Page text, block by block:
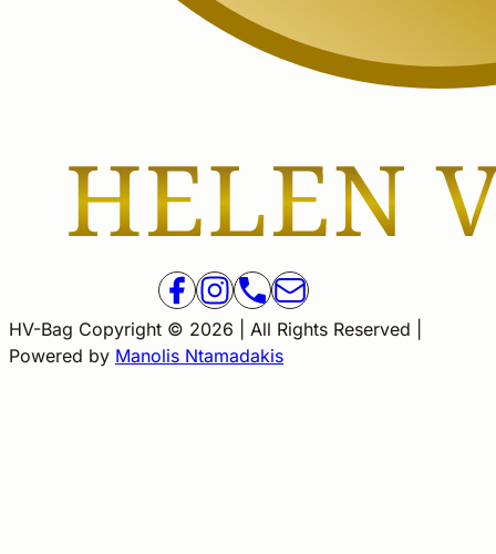
HV-Bag Copyright © 2026 | All Rights Reserved |
Powered by Manolis Ntamadakis